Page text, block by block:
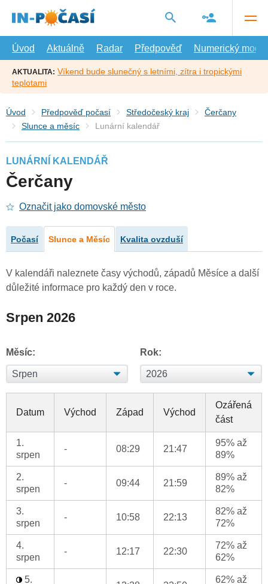
hlavní
Úvod
Aktuálně Radar Předpověď Numerický model
AKTUALITA: Víkend bude slunečný s letními, zítra i tropickými
teplotami
Úvod Předpověď počasí Středočeský kraj
Čerčany
Slunce a měsíc
Lunární kalendář
LUNÁRNÍ KALENDÁŘ
Čerčany
Označit jako domovské město
Počasí Slunce a Měsíc Kvalita ovzduší
V kalendáři naleznete časy východů, západů Měsíce a další
důležité informace pro každý den v roce.
Srpen 2026
Měsíc: Rok:
Datum Východ Západ Východ
Ozářená
část
1.
srpen
- 08:29 21:47
95% až
89%
2.
srpen
- 09:44 21:59
89% až
82%
3.
srpen
- 10:58 22:13
82% až
72%
4.
srpen
- 12:17 22:30
72% až
62%
5.
62% až